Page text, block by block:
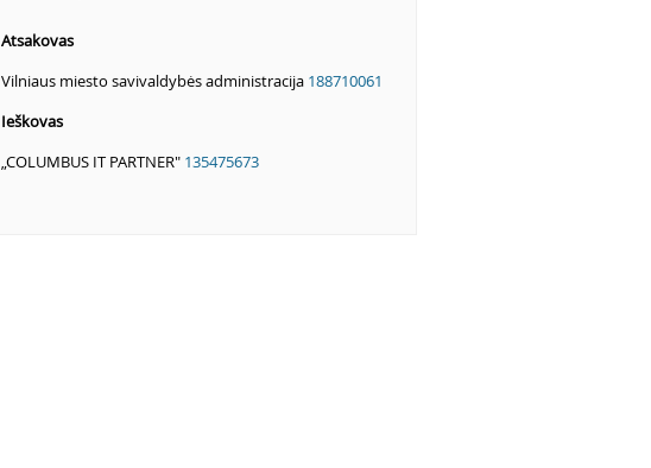
Atsakovas
Vilniaus miesto savivaldybės administracija 188710061
Ieškovas
„COLUMBUS IT PARTNER" 135475673